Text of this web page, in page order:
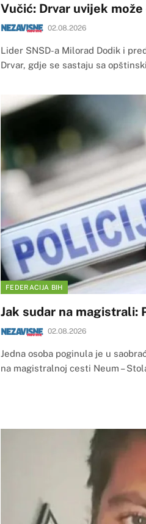
Vučić: Drvar uvijek
02.08.2026
Lider SNSD-a Milorad Dodik i
Drvar, gdje se sastaju sa
FEDERACIJA BIH
Jak sudar na magistrali:
02.08.2026
Jedna osoba poginula je u
na magistralnoj cesti Neum –